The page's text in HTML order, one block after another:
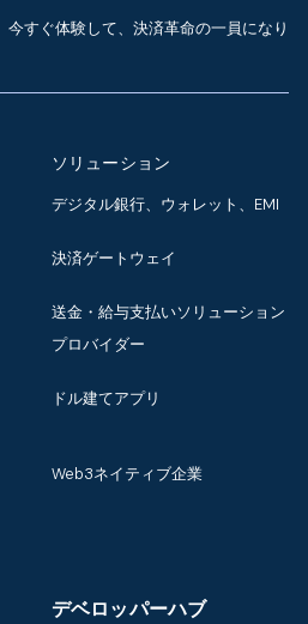
すぐ体験して、決済革命の一員になり
ソリューション
デジタル銀行、ウォレット、EMI
決済ゲートウェイ
送金・給与支払いソリューション
プロバイダー
ドル建てアプリ
Web3ネイティブ企業
デベロッパーハブ